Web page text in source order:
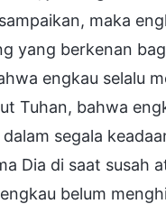
maka
yang berkenan
engkau selalu
Tuhan, bahwa
segala
Dia di saat susah
belum